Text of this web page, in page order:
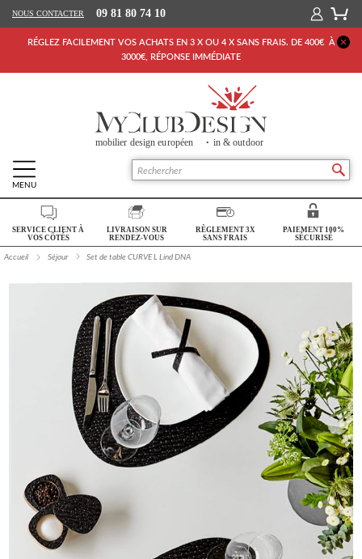
NOUS CONTACTER 09 81 80 74 10
RÉGLEZ FACILEMENT VOS ACHATS EN 3 X OU 4 X SANS FRAIS. DE 400€ À
3000€, RÉPONSE IMMÉDIATE
MENU
Retour Accueil
SALON
LUMINAIRES
SERVICE CLIENT À
VOS CÔTÉS
LIVRAISON SUR
RENDEZ-VOUS
RÈGLEMENT 3X
SANS FRAIS
PAIEMENT 100%
SÉCURISÉ
Accueil Séjour Set de table CURVE L Lind DNA